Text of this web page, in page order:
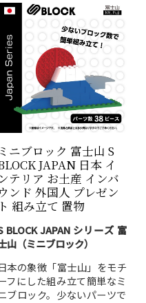
対象年齢：6歳以上
素材：ABS樹脂
日本語・英語説明書付き
訪日外国人へのお土産・日本
らしいギフトに人気。食べ物
好きの方へのプレゼントに
も。送料無料でお届けしま
ミニブロック 富士山 S
JAPAN 日本 イ
ンテリア お土産 インバ
ンド 外国人 プレゼン
ト 組み立て 置物
BLOCK JAPAN シリーズ 富
山（ミニブロック）
本の象徴「富士山」をモチ
フにした組み立て簡単なミ
ブロック。少ないパーツで